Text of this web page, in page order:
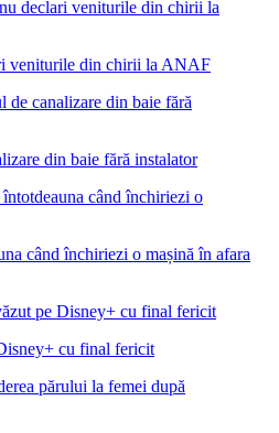
veniturile din chirii la ANAF
din baie fără instalator
când închiriezi o mașină în afara
cu final fericit